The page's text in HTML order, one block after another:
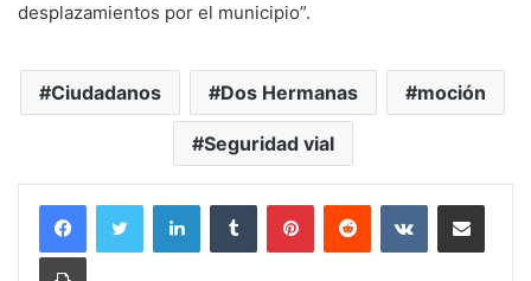
desplazamientos por el municipio”.
Ciudadanos Dos Hermanas moción
Seguridad vial
LinkedInTumblr PinterestReddit VKontakteCompartir por
Imprimir